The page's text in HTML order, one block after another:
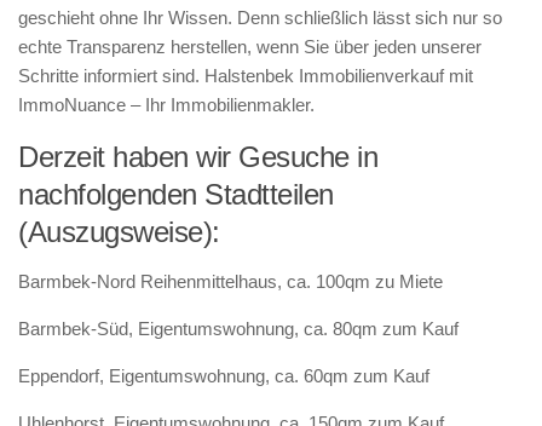
geschieht ohne Ihr Wissen. Denn schließlich lässt sich nur so
echte Transparenz herstellen, wenn Sie über jeden unserer
Schritte informiert sind. Halstenbek Immobilienverkauf mit
ImmoNuance – Ihr Immobilienmakler.
Derzeit haben wir Gesuche in
nachfolgenden Stadtteilen
(Auszugsweise):
Barmbek-Nord Reihenmittelhaus, ca. 100qm zu Miete
Barmbek-Süd, Eigentumswohnung, ca. 80qm zum Kauf
Eppendorf, Eigentumswohnung, ca. 60qm zum Kauf